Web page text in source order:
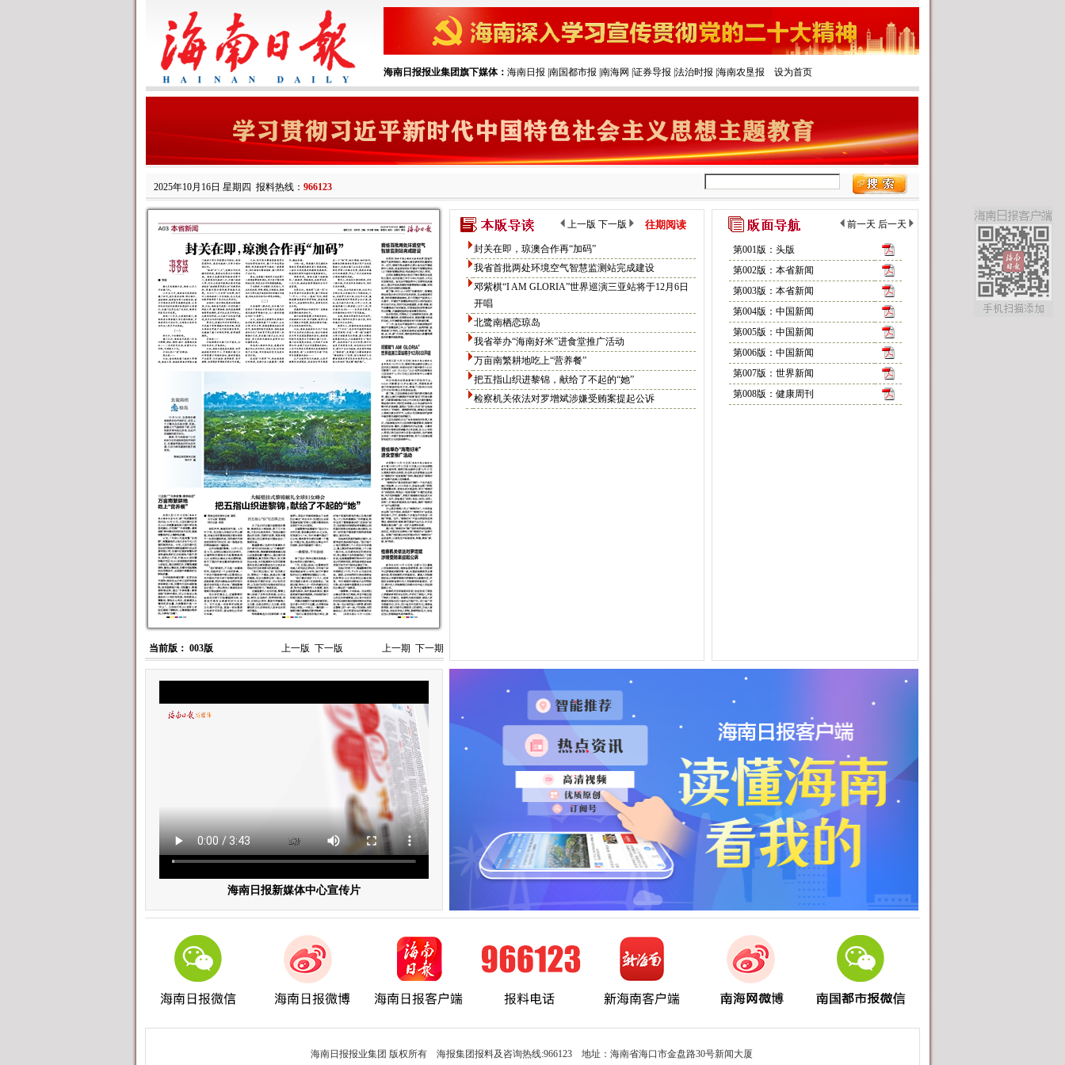
海南日报报业集团旗下媒体： 海南日报 南国都市报 南海网 证券导报 法治时报 海南农垦报 设为首页
2025年10月16日 星期四 报料热线： 966123
当前版： 003版 上一版 下一版 上一期 下一期
上一版 下一版 往期阅读
封关在即，琼澳合作再“加码”
我省首批两处环境空气智慧监测站完成建设
邓紫棋“I AM GLORIA”世界巡演三亚站将于12月6日
开唱
北鹭南栖恋琼岛
我省举办“海南好米”进食堂推广活动
万亩南繁耕地吃上“营养餐”
把五指山织进黎锦，献给了不起的“她”
检察机关依法对罗增斌涉嫌受贿案提起公诉
前一天 后一天
第001版：头版
第002版：本省新闻
第003版：本省新闻
第004版：中国新闻
第005版：中国新闻
第006版：中国新闻
第007版：世界新闻
第008版：健康周刊